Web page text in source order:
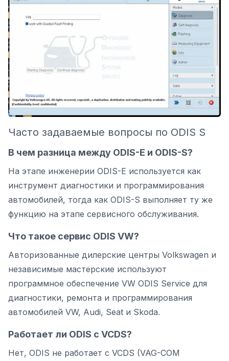
Часто задаваемые вопросы по ODIS S
В чем разница между ODIS-E и ODIS-S?
На этапе инженерии ODIS-E используется как
инструмент диагностики и программирования
автомобилей, тогда как ODIS-S выполняет ту же
функцию на этапе сервисного обслуживания.
Что такое сервис ODIS VW?
Авторизованные дилерские центры Volkswagen и
независимые мастерские используют
программное обеспечение VW ODIS Service для
диагностики, ремонта и программирования
автомобилей VW, Audi, Seat и Skoda.
Работает ли ODIS с VCDS?
Нет, ODIS не работает с VCDS (VAG-COM